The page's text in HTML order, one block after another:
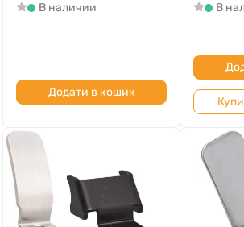
В наличии
Додати в кошик
В